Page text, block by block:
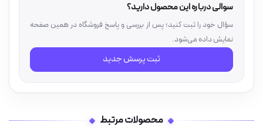
سوالی درباره این محصول دارید؟
سؤال خود را ثبت کنید؛ پس از بررسی و پاسخ فروشگاه در همین صفحه
نمایش داده می‌شود.
ثبت پرسش جدید
محصولات مرتبط